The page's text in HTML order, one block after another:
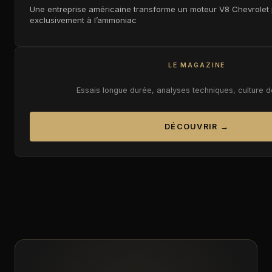
Une entreprise américaine transforme un moteur V8 Chevrolet
exclusivement à l’ammoniac
LE MAGAZINE
Essais longue durée, analyses techniques, culture
DÉCOUVRIR →